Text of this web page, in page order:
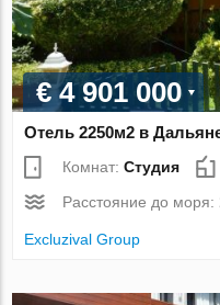
€ 4 901 000
Отель 2250м2 в
Комнат:Студия
Расстояние до моря:
Excluzival Group